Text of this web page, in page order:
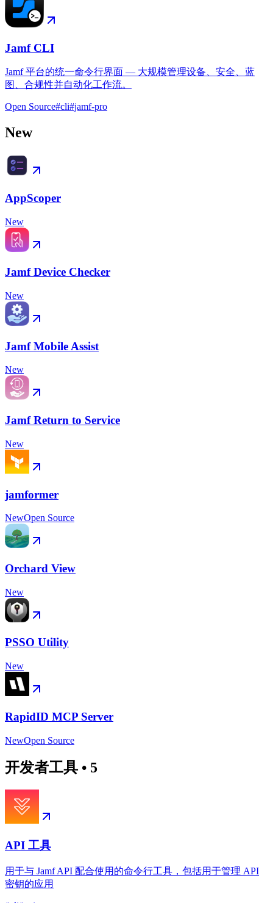
Jamf CLI
Jamf 平台的统一命令行界面 — 大规模管理设备、安全、蓝
图、合规性并自动化工作流。
Open Source#cli#jamf-pro
New
AppScoper
New
Jamf Device Checker
New
Jamf Mobile Assist
New
Jamf Return to Service
New
jamformer
NewOpen Source
Orchard View
New
PSSO Utility
New
RapidID MCP Server
NewOpen Source
开发者工具 • 5
API 工具
用于与 Jamf API 配合使用的命令行工具，包括用于管理 API
密钥的应用